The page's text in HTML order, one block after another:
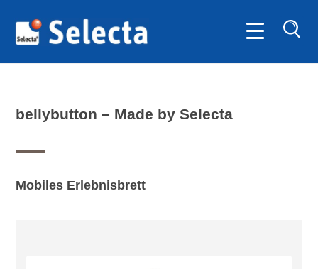
bellybutton– Made by Selecta
Mobiles Erlebnisbrett